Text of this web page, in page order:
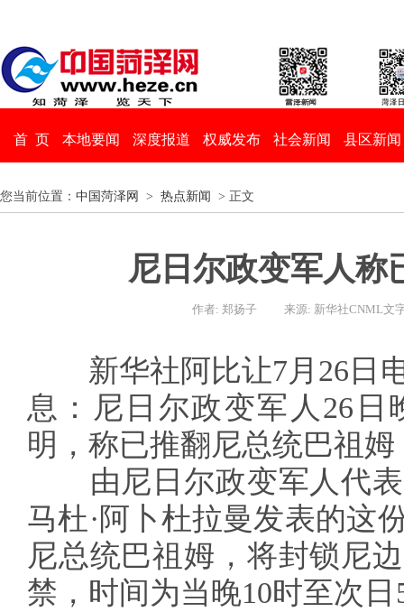
首 页 本地要闻 深度报道 权威发布 社会新闻 县区新闻
您当前位置： 中国菏泽网 > 热点新闻 > 正文
尼日尔政变军人称
作者: 郑扬子 来源: 新华社CNML文
新华社阿比让7月26日
息：尼日尔政变军人26
明，称已推翻尼总统巴祖
由尼日尔政变军人代表
马杜·阿卜杜拉曼发表的这
尼总统巴祖姆，将封锁尼
禁，时间为当晚10时至次